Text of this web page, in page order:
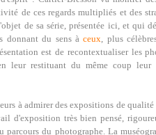
de ces regards multipliés et des
de sa série, présentée ici, et qui
donnant du sens àceux, plus
est de recontextualiser les
leur restituant du même coup leur
à admirer des expositions de qualité
d'exposition très bien pensé,
parcours du photographe. La